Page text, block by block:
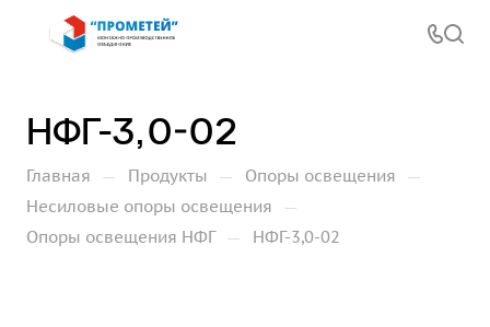
НФГ-3,0-02
Главная — Продукты — Опоры освещения —
Несиловые опоры освещения —
Опоры освещения НФГ — НФГ-3,0-02